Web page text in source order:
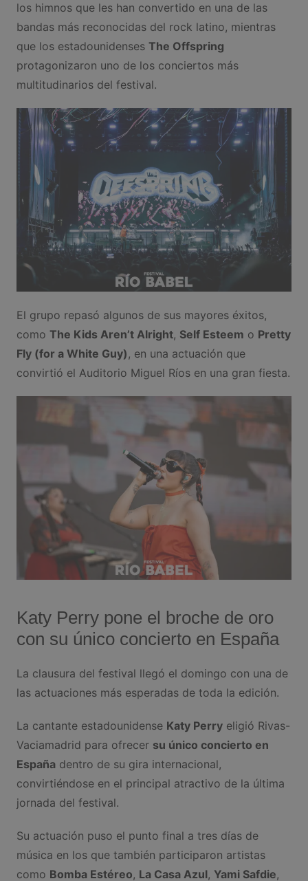
los himnos que les han convertido en una de las
bandas más reconocidas del rock latino, mientras
que los estadounidenses The Offspring
protagonizaron uno de los conciertos más
multitudinarios del festival.
El grupo repasó algunos de sus mayores éxitos,
como The Kids Aren’t Alright, Self Esteem o Pretty
Fly (for a White Guy), en una actuación que
convirtió el Auditorio Miguel Ríos en una gran fiesta.
Katy Perry pone el broche de oro
con su único concierto en España
La clausura del festival llegó el domingo con una de
las actuaciones más esperadas de toda la edición.
La cantante estadounidense Katy Perryeligió Rivas-
Vaciamadrid para ofrecer su único concierto en
Españadentro de su gira internacional,
convirtiéndose en el principal atractivo de la última
jornada del festival.
Su actuación puso el punto final a tres días de
música en los que también participaron artistas
como Bomba Estéreo, La Casa Azul, Yami Safdie,